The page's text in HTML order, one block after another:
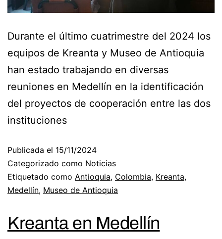
Durante el último cuatrimestre del 2024 los
equipos de Kreanta y Museo de Antioquia
han estado trabajando en diversas
reuniones en Medellín en la identificación
del proyectos de cooperación entre las dos
instituciones
Publicada el 15/11/2024
Categorizado como Noticias
Etiquetado como Antioquia, Colombia, Kreanta,
Medellín, Museo de Antioquia
Kreanta en Medellín